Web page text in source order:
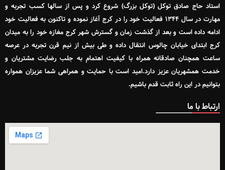
استاد حاج صادق توکل (توکل بزرگ) شروع کرد و پس از سالها کسب تجربه و
مهارت در سال ۱۳۴۴ فعالیت خود را در کرج آغاز نموده و تاکنون به فعالیت خود
ادامه داده است و بعد از گذشت زمان و گسترش شهر کرج مغازه خود را به میدان
کرج ابتدای خیابان چالوس انتقال داده و طی بیش از نیم قرن تجربه در عرصه
ساعت همچنان صادقانه همراه با کیفیت اهتمام به جلب رضایت مشتریان و
خدمت همشهریان عزیز دارد.امید است با حمایت و همراهی شما عزیزان همواره
بتوانیم در این راه ثابت قدم باشیم.
ارتباط با ما